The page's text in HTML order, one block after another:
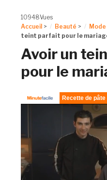
10948Vues
Accueil > Beauté >
teint parfait pour le
Avoir un
pour le